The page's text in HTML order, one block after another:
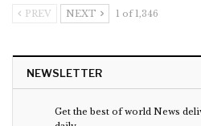
PREV NEXT 1 of 1,346
NEWSLETTER
Get the best of world News